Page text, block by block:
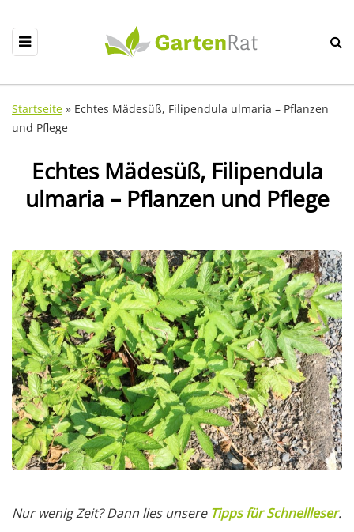
Startseite » Echtes Mädesüß, Filipendula ulmaria – Pflanzen
und Pflege
Echtes Mädesüß, Filipendula
ulmaria – Pflanzen und Pflege
Nur wenig Zeit? Dann lies unsere Tipps für Schnellleser.